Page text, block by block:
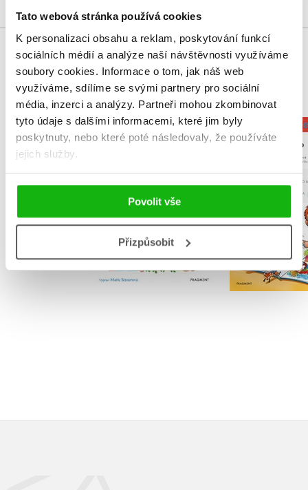
Tato webová stránka používá cookies
K personalizaci obsahu a reklam, poskytování funkcí
sociálních médií a analýze naší návštěvnosti využíváme
soubory cookies. Informace o tom, jak náš web
využíváme, sdílíme se svými partnery pro sociální
média, inzerci a analýzy. Partneři mohou zkombinovat
tyto údaje s dalšími informacemi, které jim byly
poskytnuty, nebo které poté následovaly, že používáte
jejich služby.
Povolit vše
Přizpůsobit
MOHLO BY VÁS TAKÉ ZAJÍMAT
Moje první pohádky
Do košíku
269 Kč
215 Kč
Čteme s
pohádky
Do
199 Kč